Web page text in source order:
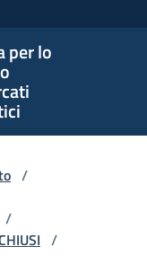
per lo
/
/
/